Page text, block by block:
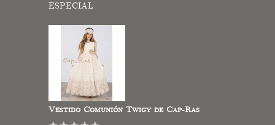
ESPECIAL
Vestido Comunión Twigy de Cap-Ras